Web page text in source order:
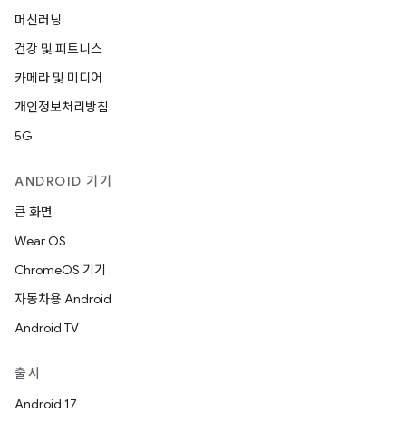
머신러닝
건강 및 피트니스
카메라 및 미디어
개인정보처리방침
5G
ANDROID 기기
큰 화면
Wear OS
ChromeOS 기기
자동차용 Android
Android TV
출시
Android 17